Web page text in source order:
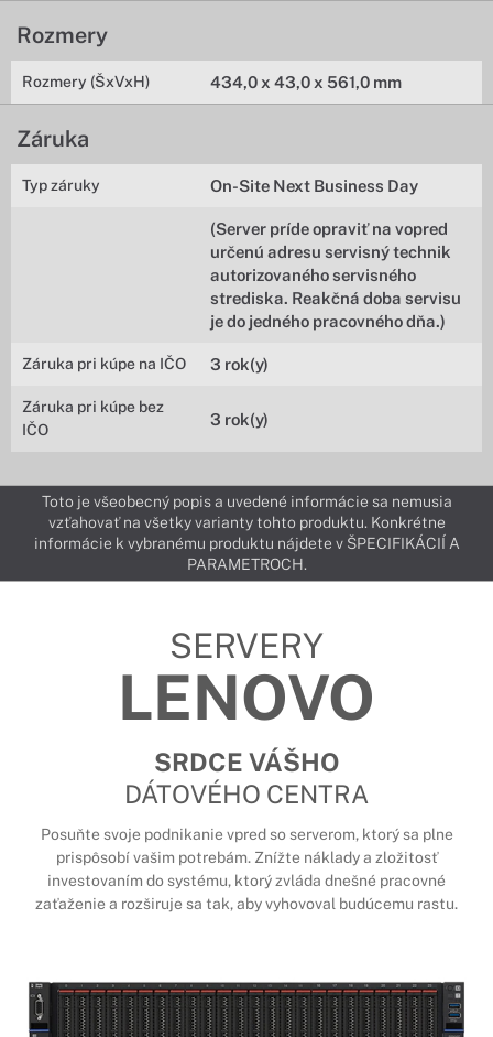
Rozmery
Rozmery (ŠxVxH) 434,0 x 43,0 x 561,0 mm
Záruka
Typ záruky On-Site Next Business Day
(Server príde opraviť na vopred
určenú adresu servisný technik
autorizovaného servisného
strediska. Reakčná doba servisu
je do jedného pracovného dňa.)
Záruka pri kúpe na IČO 3 rok(y)
Záruka pri kúpe bez
IČO
3 rok(y)
Toto je všeobecný popis a uvedené informácie sa nemusia
vzťahovať na všetky varianty tohto produktu. Konkrétne
informácie k vybranému produktu nájdete v ŠPECIFIKÁCIÍ A
PARAMETROCH.
SERVERY
LENOVO
SRDCE VÁŠHO
DÁTOVÉHO CENTRA
Posuňte svoje podnikanie vpred so serverom, ktorý sa plne
prispôsobí vašim potrebám. Znížte náklady a zložitosť
investovaním do systému, ktorý zvláda dnešné pracovné
zaťaženie a rozširuje sa tak, aby vyhovoval budúcemu rastu.